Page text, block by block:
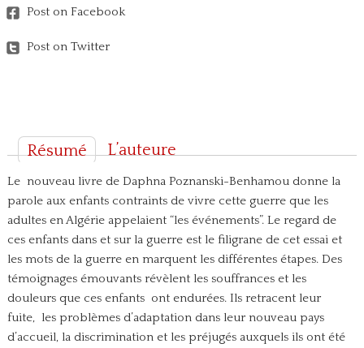
Post on Facebook
Post on Twitter
Résumé L’auteure
Le nouveau livre de Daphna Poznanski-Benhamou donne la
parole aux enfants contraints de vivre cette guerre que les
adultes en Algérie appelaient “les événements”. Le regard de
ces enfants dans et sur la guerre est le filigrane de cet essai et
les mots de la guerre en marquent les différentes étapes. Des
témoignages émouvants révèlent les souffrances et les
douleurs que ces enfants ont endurées. Ils retracent leur
fuite, les problèmes d’adaptation dans leur nouveau pays
d’accueil, la discrimination et les préjugés auxquels ils ont été